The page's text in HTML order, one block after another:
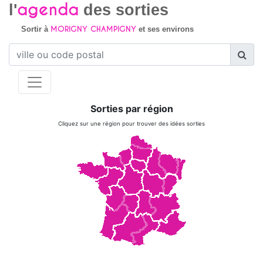
l'agenda des sorties
Sortir à MORIGNY CHAMPIGNYet ses environs
Sorties par région
Cliquez sur une région pour trouver des idées sorties